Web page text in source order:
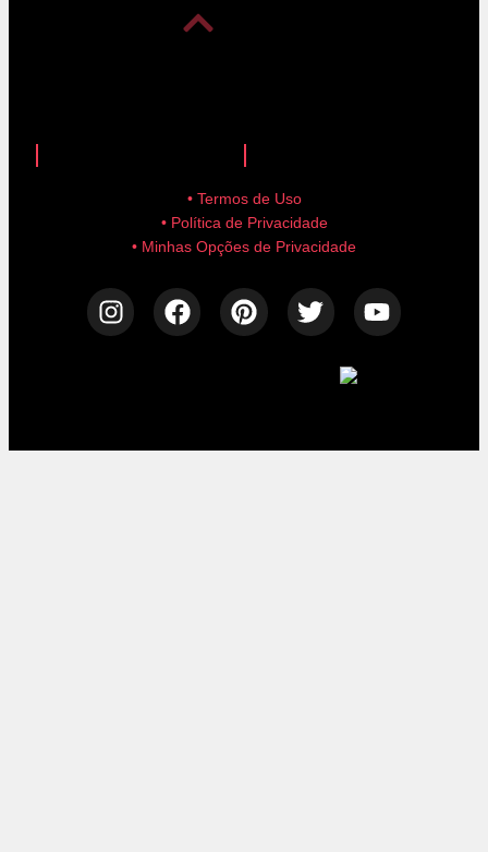
• Termos de Uso
• Política de Privacidade
• Minhas Opções de Privacidade